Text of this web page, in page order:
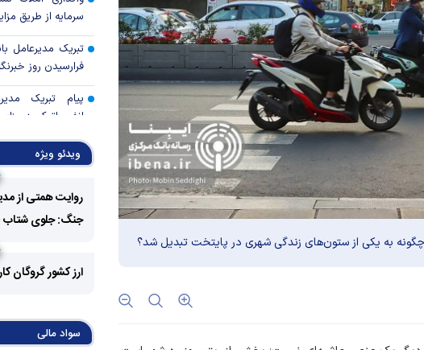
چگونه به یکی از ستون‌های زندگی شهری در پایتخت تبدیل شد؟
سرمایه از طریق
تبریک مدیرعامل
فرارسیدن روز
پیام تبریک
انفورماتیک به
روایت همتی از
روزهای جنگ:
صدرنشینی
استودیو
عبدالناصر همتی
تورم و حفظ ثبات
ویدئو ویژه
روایت همتی از
جنگ: جلوی شتاب
ارز کشور گروگان
سواد مالی